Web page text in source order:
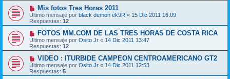
Mis fotos Tres Horas 2011
Último mensaje por black demon ek9R « 15 Dic 2011 16:09
Respuestas: 12
FOTOS MM.COM DE LAS TRES HORAS DE COSTA RICA
Último mensaje por Osito Jr « 14 Dic 2011 13:47
Respuestas: 12
VIDEO : ITURBIDE CAMPEON CENTROAMERICANO GT2
Último mensaje por Osito Jr « 14 Dic 2011 12:53
Respuestas: 5